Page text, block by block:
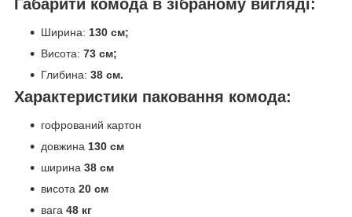
Габарити комода в зібраному вигляді:
Ширина: 130 см;
Висота: 73 см;
Глибина: 38 см.
Характеристики паковання комода:
гофрований картон
довжина 130 см
ширина 38 см
висота 20 см
вага 48 кг